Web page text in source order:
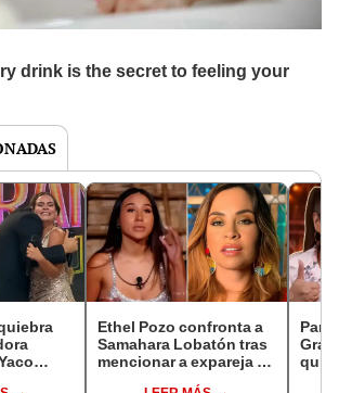
Ethel Pozo confronta a
Samahara Lobatón tras
mencionar a expareja de